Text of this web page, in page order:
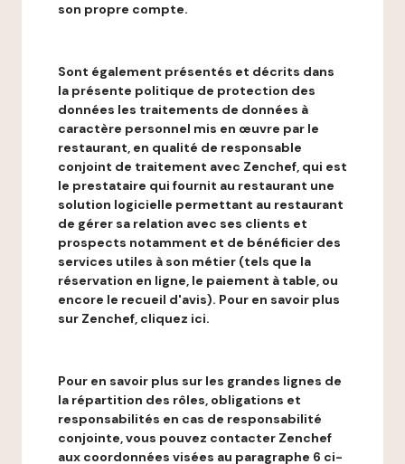
son propre compte.
Sont également présentés et décrits dans
la présente politique de protection des
données les traitements de données à
caractère personnel mis en œuvre par le
restaurant, en qualité de responsable
conjoint de traitement avec Zenchef, qui est
le prestataire qui fournit au restaurant une
solution logicielle permettant au restaurant
de gérer sa relation avec ses clients et
prospects notamment et de bénéficier des
services utiles à son métier (tels que la
réservation en ligne, le paiement à table, ou
encore le recueil d'avis). Pour en savoir plus
sur Zenchef, cliquez ici.
Pour en savoir plus sur les grandes lignes de
la répartition des rôles, obligations et
responsabilités en cas de responsabilité
conjointe, vous pouvez contacter Zenchef
aux coordonnées visées au paragraphe 6 ci-